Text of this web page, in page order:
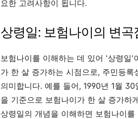
요한 고려사항이 됩니다.
상령일: 보험나이의 변곡
보험나이를 이해하는 데 있어 '상령일'
가 한 살 증가하는 시점으로, 주민등
의미합니다. 예를 들어, 1990년 1월
을 기준으로 보험나이가 한 살 증가하
상령일의 개념을 이해하면 보험나이